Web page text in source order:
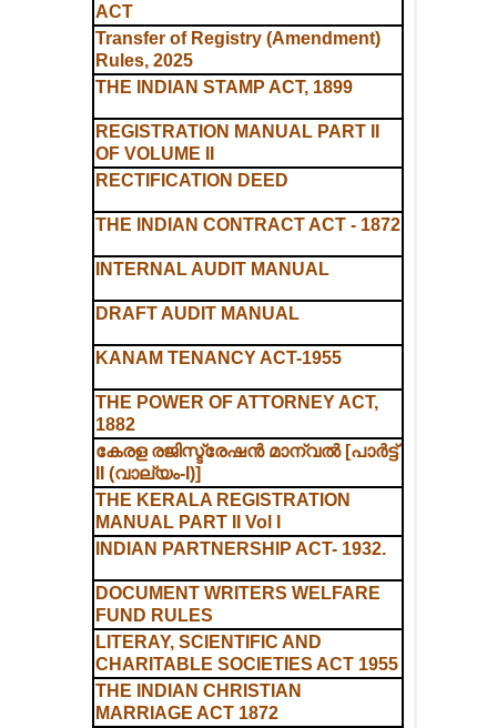
ACT
Transfer of Registry (Amendment)
Rules, 2025
THE INDIAN STAMP ACT, 1899
REGISTRATION MANUAL PART II
OF VOLUME II
RECTIFICATION DEED
THE INDIAN CONTRACT ACT - 1872
INTERNAL AUDIT MANUAL
DRAFT AUDIT MANUAL
KANAM TENANCY ACT-1955
THE POWER OF ATTORNEY ACT,
1882
കേരള രജിസ്ട്രേഷൻ മാന്വൽ [പാർട്ട്
II (വാല്യം-I)]
THE KERALA REGISTRATION
MANUAL PART II Vol I
INDIAN PARTNERSHIP ACT- 1932.
DOCUMENT WRITERS WELFARE
FUND RULES
LITERAY, SCIENTIFIC AND
CHARITABLE SOCIETIES ACT 1955
THE INDIAN CHRISTIAN
MARRIAGE ACT 1872